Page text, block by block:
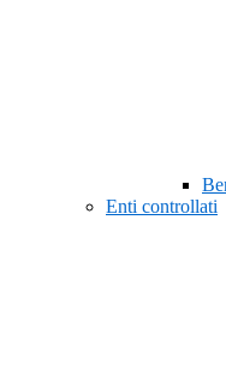
Enti controllati